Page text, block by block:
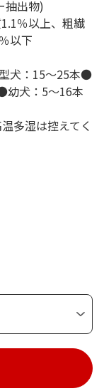
抽出物)
％以上、粗繊
以下
犬：15～25本●
幼犬：5～16本
多湿は控えてく